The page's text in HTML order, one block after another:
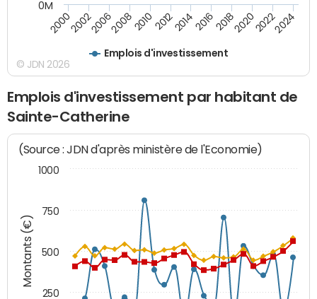
Emplois d'investissement
200020022006200820102012201420162018202020222024
0M
© JDN 2026
Emplois d'investissement par habitant de
Sainte-Catherine
Montants (€)
(Source : JDN d'après ministère de l'Economie)
1000
250
500
750